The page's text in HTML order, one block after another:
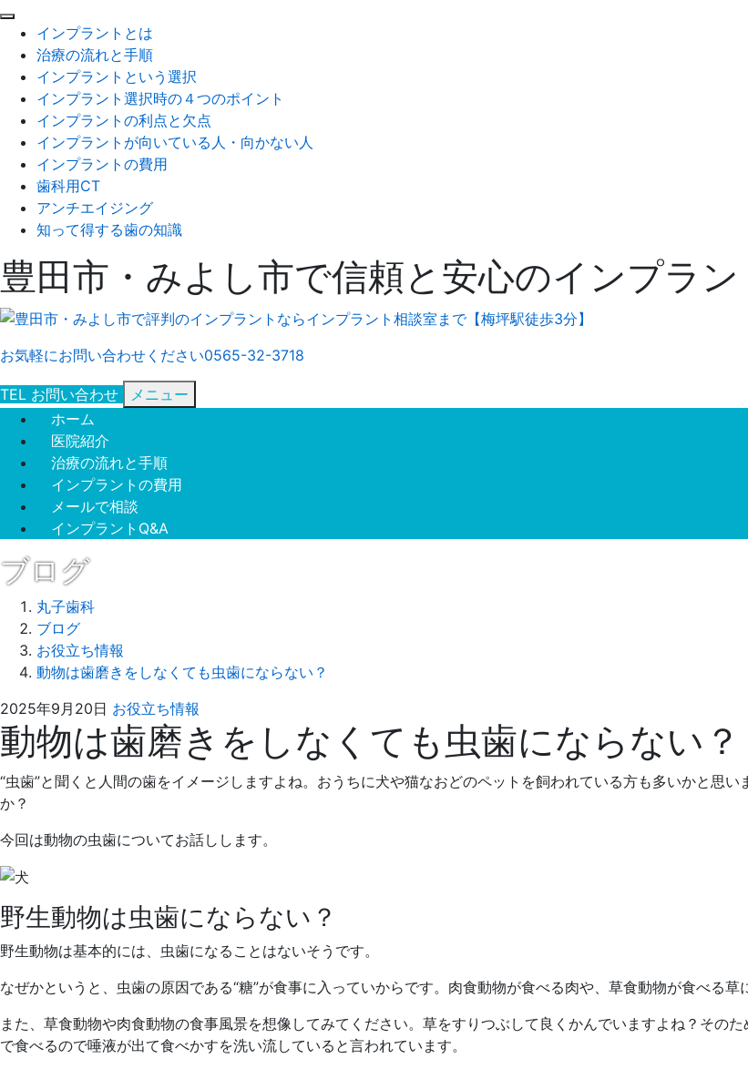
インプラントとは
治療の流れと手順
インプラントという選択
インプラント選択時の４つのポイント
インプラントの利点と欠点
インプラントが向いている人・向かない人
インプラントの費用
歯科用CT
アンチエイジング
知って得する歯の知識
豊田市・みよし市で信頼と安心のインプラ
お気軽にお問い合わせください0565-32-3718
TEL お問い合わせ
メニュー
ホーム
医院紹介
治療の流れと手順
インプラントの費用
メールで相談
インプラントQ&A
ブログ
丸子歯科
ブログ
お役立ち情報
動物は歯磨きをしなくても虫歯にならない？
2025年9月20日 お役立ち情報
年
8
子
歯
動物は歯磨きをしなくても虫歯にならない？
“虫歯”と聞くと人間の歯をイメージしますよね。おうちに犬や猫なおどのペットを飼われている方も多いかと思
か？
今回は動物の虫歯についてお話しします。
野生動物は虫歯にならない？
野生動物は基本的には、虫歯になることはないそうです。
なぜかというと、虫歯の原因である“糖”が食事に入っていからです。肉食動物が食べる肉や、草食動物が食べる草
また、草食動物や肉食動物の食事風景を想像してみてください。草をすりつぶして良くかんでいますよね？その
で食べるので唾液が出て食べかすを洗い流していると言われています。